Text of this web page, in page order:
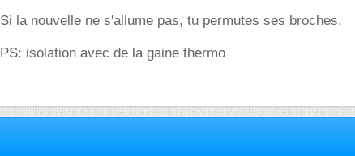
Si la nouvelle ne s'allume pas, tu permutes ses broches.
PS: isolation avec de la gaine thermo